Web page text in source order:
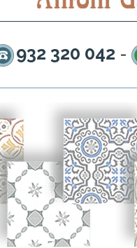
932 320 042 -